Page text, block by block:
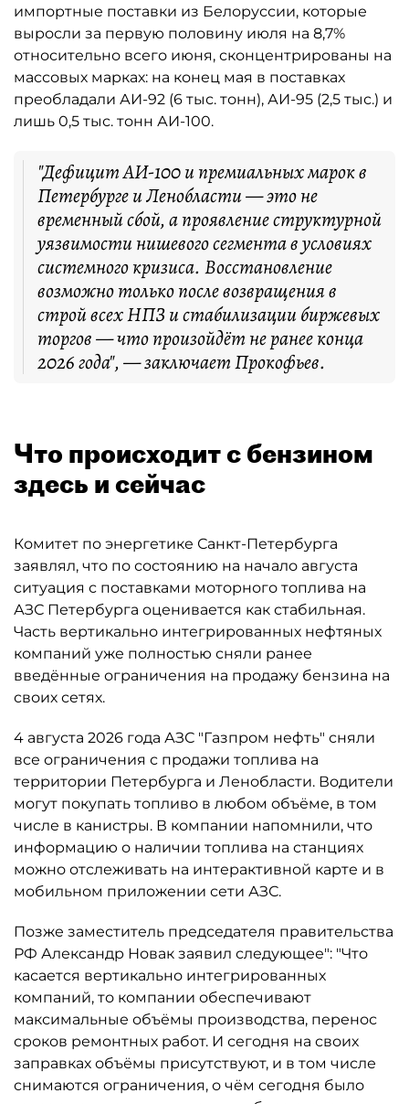
импортные поставки из Белоруссии, которые
выросли за первую половину июля на 8,7%
относительно всего июня, сконцентрированы на
массовых марках: на конец мая в поставках
преобладали АИ-92 (6 тыс. тонн), АИ-95 (2,5 тыс.) и
лишь 0,5 тыс. тонн АИ-100.
"Дефицит АИ-100 и премиальных марок в
Петербурге и Ленобласти — это не
временный сбой, а проявление структурной
уязвимости нишевого сегмента в условиях
системного кризиса. Восстановление
возможно только после возвращения в
строй всех НПЗ и стабилизации биржевых
торгов — что произойдёт не ранее конца
2026 года", — заключает Прокофьев.
Что происходит с бензином
здесь и сейчас
Комитет по энергетике Санкт-Петербурга
заявлял, что по состоянию на начало августа
ситуация с поставками моторного топлива на
АЗС Петербурга оценивается как стабильная.
Часть вертикально интегрированных нефтяных
компаний уже полностью сняли ранее
введённые ограничения на продажу бензина на
своих сетях.
4 августа 2026 года АЗС "Газпром нефть" сняли
все ограничения с продажи топлива на
территории Петербурга и Ленобласти. Водители
могут покупать топливо в любом объёме, в том
числе в канистры. В компании напомнили, что
информацию о наличии топлива на станциях
можно отслеживать на интерактивной карте и в
мобильном приложении сети АЗС.
Позже заместитель председателя правительства
РФ Александр Новак заявил следующее": "Что
касается вертикально интегрированных
компаний, то компании обеспечивают
максимальные объёмы производства, перенос
сроков ремонтных работ. И сегодня на своих
заправках объёмы присутствуют, и в том числе
снимаются ограничения, о чём сегодня было